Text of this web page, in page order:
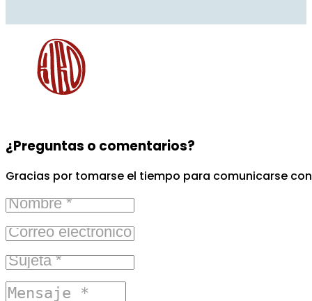
¿Preguntas o comentarios?
Gracias por tomarse el tiempo para comunicarse